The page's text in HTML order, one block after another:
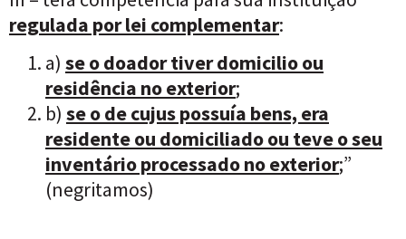
regulada por lei complementar:
a) se o doador tiver domicilio ou
residência no exterior;
b) se o de cujus possuía bens, era
residente ou domiciliado ou teve o seu
inventário processado no exterior;”
(negritamos)